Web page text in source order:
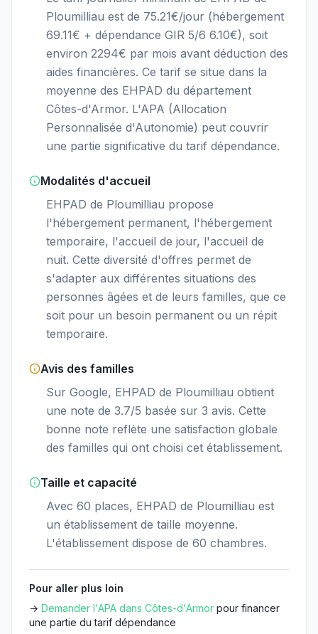
Ploumilliau est de 75.21€/jour (hébergement
69.11€ + dépendance GIR 5/6 6.10€), soit
environ 2294€ par mois avant déduction des
aides financières. Ce tarif se situe dans la
moyenne des EHPAD du département
Côtes-d'Armor. L'APA (Allocation
Personnalisée d'Autonomie) peut couvrir
une partie significative du tarif dépendance.
Modalités d'accueil
EHPAD de Ploumilliau propose
l'hébergement permanent, l'hébergement
temporaire, l'accueil de jour, l'accueil de
nuit. Cette diversité d'offres permet de
s'adapter aux différentes situations des
personnes âgées et de leurs familles, que ce
soit pour un besoin permanent ou un répit
temporaire.
Avis des familles
Sur Google, EHPAD de Ploumilliau obtient
une note de 3.7/5 basée sur 3 avis. Cette
bonne note reflète une satisfaction globale
des familles qui ont choisi cet établissement.
Taille et capacité
Avec 60 places, EHPAD de Ploumilliau est
un établissement de taille moyenne.
L'établissement dispose de 60 chambres.
Pour aller plus loin
→ Demander l'APA dans Côtes-d'Armor pour financer
une partie du tarif dépendance